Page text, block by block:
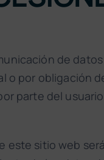
de
o por obligación
parte del
sitio web